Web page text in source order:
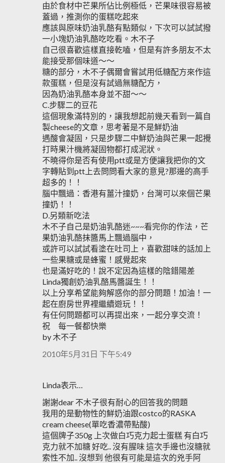
由於食材中芒果所佔比例極低，芒果味很容易被
蓋過，推測你的蛋糕吃起來
應該與原味奶油乳酪有點類似，下次可以試試撥
一小塊奶油乳酪吃吃看。木不子
自己很喜歡這樣直接乾嗑，但是有許多朋友不太
能接受那個味道～～
糖的部分，木不子偶爾會嘗試用低糖配方來作這
款蛋糕，但是沒有試過無糖配方，
因為奶油乳酪本身並不甜～～
C.步驟二的豆花
這個現象滿特別的，讓我想起前幾天看到一篇自
製cheese的文章，思考著是不是鮮奶油
遇酸會凝固，只是步驟二中鮮奶油與芒果一起攪
打時果汁機將凝固物都打成泥狀。
不曉得你是否有使用ptt或是方便讓我把你的文
字轉貼到ptt上去問問看大家的意見?那邊的高手
超多的！！
腦中飄過：香港有薑汁撞奶，台灣可以來個芒果
撞奶！！
D.另類新吃法
木不子自己是奶油乳酪迷~~~看完你的作法，芒
果奶油乳酪抹醬馬上飄過腦中，
或許可以試試看塗在吐司上，喜歡甜味的話加上
一些果糖或是蜂蜜！感覺起來
也是滿好吃的！說不定因為這樣的陰錯陽差
Linda獨創奶油乳酪馬醬誕生！！
以上分享希望能夠解惑你的部分問題！加油！一
起在廚房世界裡繼續遊玩！！
有任何問題都可以再提出來，一起分享交流！
祝 每一餐都快樂
by 木不子
2010年5月31日 下午5:49
Linda表示…
謝謝dear 不木子很有耐心的回答我的問題
我用的是動物性的鮮奶油跟costco的RASKA
cream cheese(單吃香濃帶點酸)
這個牌子350g 上次做白巧克力起士蛋糕 有白巧
克力就不加糖 好吃.. 沒有腥味 這次手邊也沒糖就
索性不加.. 沒想到 他很有可能是這次的兇手阿